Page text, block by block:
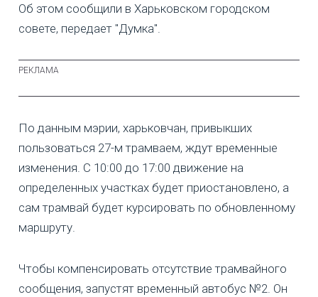
Об этом сообщили в Харьковском городском
совете, передает "Думка".
По данным мэрии, харьковчан, привыкших
пользоваться 27-м трамваем, ждут временные
изменения. С 10:00 до 17:00 движение на
определенных участках будет приостановлено, а
сам трамвай будет курсировать по обновленному
маршруту.
Чтобы компенсировать отсутствие трамвайного
сообщения, запустят временный автобус №2. Он